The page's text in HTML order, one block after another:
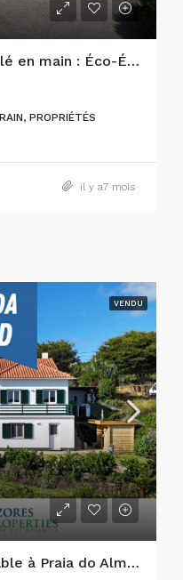
Opportunité touristique clé en main : Éco-État de luxe au cœur de la nature
PROPRIÉTÉS
il y a7 mois
VENDU
Maison avec vue imprenable à Praia do Almoxarife, île de Faial